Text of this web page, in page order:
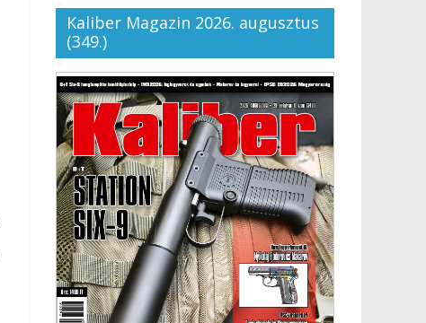
Kaliber Magazin 2026. augusztus
(349.)